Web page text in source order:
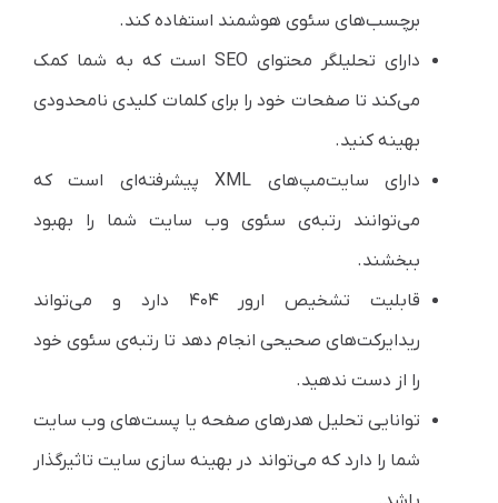
برچسب‌های سئوی هوشمند استفاده کند.
دارای تحلیلگر محتوای SEO است که به شما کمک
می‌کند تا صفحات خود را برای کلمات کلیدی نامحدودی
بهینه کنید.
دارای سایت‌مپ‌های XML پیشرفته‌ای است که
می‌توانند رتبه‌ی سئوی وب سایت شما را بهبود
ببخشند.
قابلیت تشخیص ارور ۴۰۴ دارد و می‌تواند
ریدایرکت‌های صحیحی انجام دهد تا رتبه‌ی سئوی خود
را از دست ندهید.
توانایی تحلیل هدرهای صفحه یا پست‌های وب سایت
شما را دارد که می‌تواند در بهینه سازی سایت تاثیرگذار